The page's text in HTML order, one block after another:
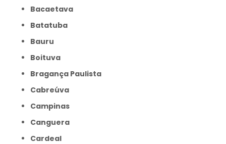
Bacaetava
Batatuba
Bauru
Boituva
Bragança Paulista
Cabreúva
Campinas
Canguera
Cardeal